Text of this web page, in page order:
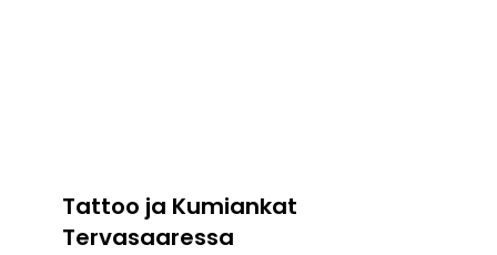
Tattoo ja Kumiankat
Tervasaaressa